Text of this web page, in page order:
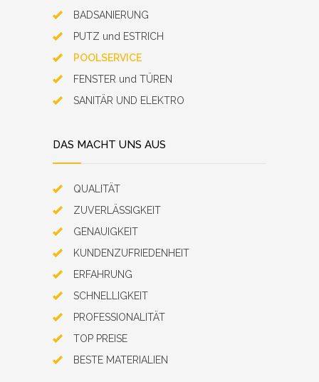
BADSANIERUNG
PUTZ und ESTRICH
POOLSERVICE
FENSTER und TÜREN
SANITÄR UND ELEKTRO
DAS MACHT UNS AUS
QUALITÄT
ZUVERLÄSSIGKEIT
GENAUIGKEIT
KUNDENZUFRIEDENHEIT
ERFAHRUNG
SCHNELLIGKEIT
PROFESSIONALITÄT
TOP PREISE
BESTE MATERIALIEN